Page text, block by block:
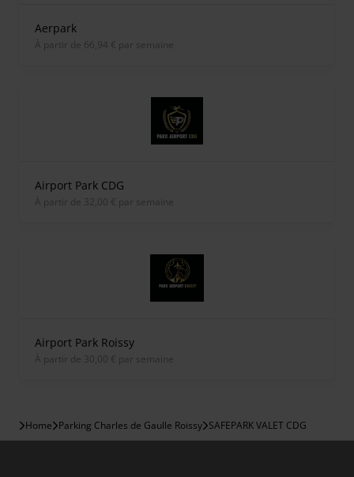
Aerpark
À partir de 66,94 € par semaine
Airport Park CDG
À partir de 32,00 € par semaine
Airport Park Roissy
À partir de 30,00 € par semaine
Home Parking Charles de Gaulle Roissy SAFEPARK VALET CDG